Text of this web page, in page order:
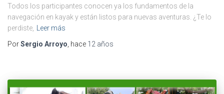
Todos los participantes conocen ya los fundamentos de la
navegación en kayak y están listos para nuevas aventuras. ¿Te lo
perdiste,
Leer más
PorSergio Arroyo , hace 12 años